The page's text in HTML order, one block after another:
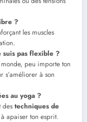
?
les muscles
suis pas flexible ?
peu importe ton
s’améliorer à son
au yoga ?
des techniques de
apaiser ton esprit.